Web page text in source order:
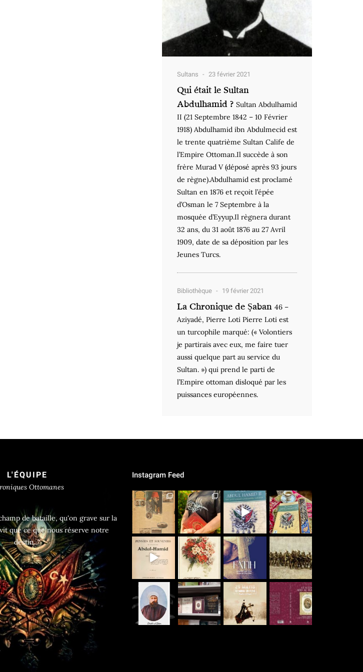
Sultans 23 février 2021
Qui était le Sultan
Abdulhamid ? Sultan Abdulhamid
II (21 Septembre 1842 – 10 Février
1918) Abdulhamid ibn Abdulmecid est
le trente quatrième Sultan Calife de
l’Empire Ottoman.Il succède à son
frère Murad V (déposé après 93 jours
de règne).Abdulhamid est proclamé
Sultan en 1876 et reçoit l’épée
d’Osman le 7 Septembre à la
mosquée d’Eyyup.Il règnera durant
32 ans, du 31 août 1876 au 27 Avril
1909, date de sa déposition par les
Jeunes Turcs.
Bibliothèque 19 février 2021
La Chronique de Şaban 46 –
Aziyadé, Pierre Loti Pierre Loti est
un turcophile marqué: (« Volontiers
je partirais avec eux, me faire tuer
aussi quelque part au service du
Sultan. ») qui prend le parti de
l’Empire ottoman disloqué par les
puissances européennes.
L'ÉQUIPE
Ottomanes
de bataille, qu'on grave sur la
que ce que nous réserve notre
destin..."
Instagram Feed